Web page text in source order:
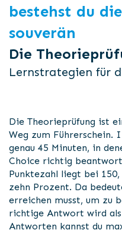
bestehst du
souverän
Die
Lernstrategien für
Die Theorieprüfung ist
Weg zum Führerschein.
genau 45 Minuten, in
Choice richtig
Punktezahl liegt bei
zehn Prozent. Da
erreichen musst, um zu
richtige Antwort wird
Antworten kannst du